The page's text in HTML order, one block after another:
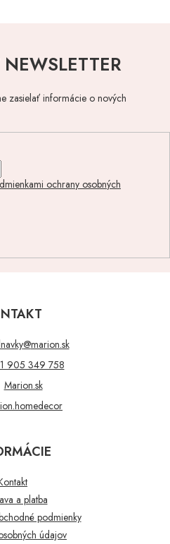
zasielať informácie o nových
ochrany osobných
@marion.sk
905 349 758
Marion.sk
a platba
podmienky
údajov